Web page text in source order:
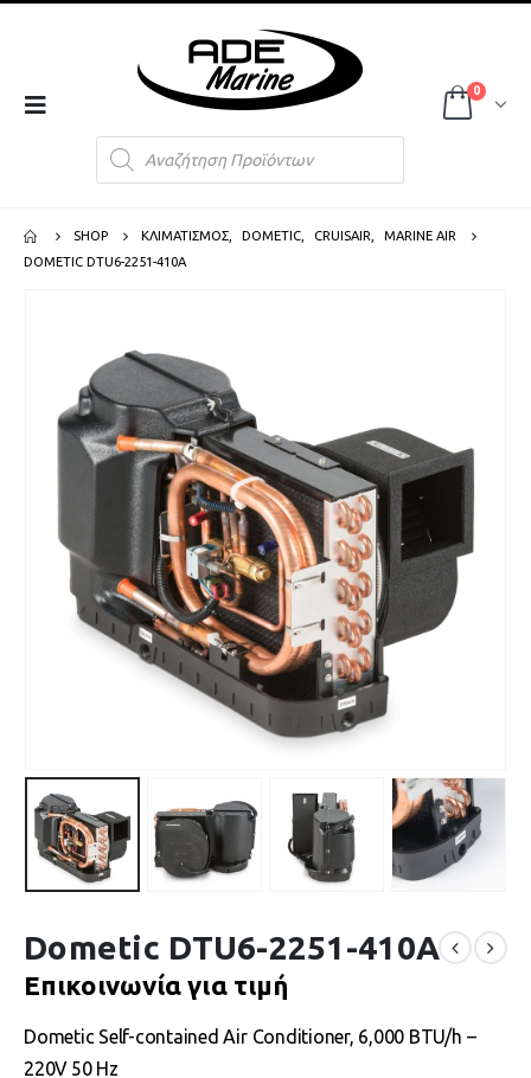
search
0
SHOP ΚΛΙΜΑΤΙΣΜΟΣ DOMETIC CRUISAIR
MARINE AIR
DOMETIC DTU6-2251-410A
Dometic DTU6-2251-410A
Επικοινωνία για τιμή
Dometic Self-contained Air Conditioner, 6,000 BTU/h –
220V 50 Hz